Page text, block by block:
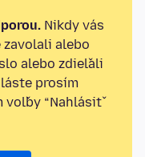
Nikdy vás
zavolali alebo
alebo zdieľali
prosím
“Nahlásiť